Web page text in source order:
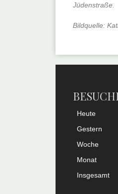
Jüdenstraße.
Bildquelle:
Heute
Gestern
Woche
Monat
Insgesamt